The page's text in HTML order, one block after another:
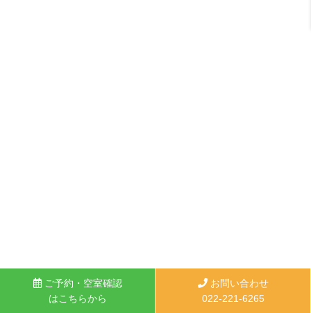
ご予約・空室確認
はこちらから
お問い合わせ
022-221-6265